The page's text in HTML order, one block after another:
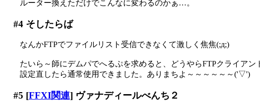
ルーター換えただけでこんなに変わるのかぁ…。
#4そしたらば
なんかFTPでファイルリスト受信できなくて激しく焦焦(;д;)
たいら～師にデムパでへるぷを求めると、どうやらFTPクライア
設定直したら通常使用できました。ありまちよ～～～～～～('▽')
#5 [FFXI関連] ヴァナディールべんち２